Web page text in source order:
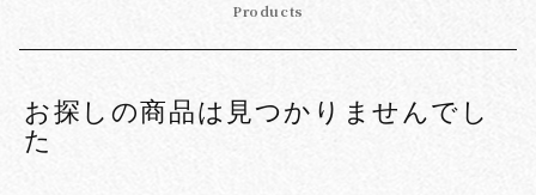
Products
お探しの商品は見つかりませんでし
た